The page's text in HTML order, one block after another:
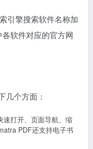
引擎搜索软件名称加
各软件对应的官方网
几个方面：
速打开、页面导航、缩
PDF还支持电子书